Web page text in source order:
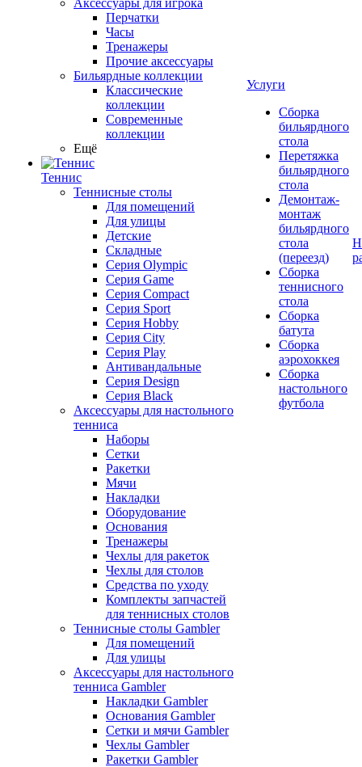
Аксессуары для игрока
Перчатки
Часы
Тренажеры
Прочие аксессуары
Бильярдные коллекции
Классические
коллекции
Современные
коллекции
Ещё
Теннис
Теннисные столы
Для помещений
Для улицы
Детские
Складные
Серия Olympic
Серия Game
Серия Compact
Серия Sport
Серия Hobby
Серия City
Серия Play
Антивандальные
Серия Design
Серия Black
Аксессуары для настольного
тенниса
Наборы
Сетки
Ракетки
Мячи
Накладки
Оборудование
Основания
Тренажеры
Чехлы для ракеток
Чехлы для столов
Средства по уходу
Комплекты запчастей
для теннисных столов
Теннисные столы Gambler
Для помещений
Для улицы
Аксессуары для настольного
тенниса Gambler
Накладки Gambler
Основания Gambler
Сетки и мячи Gambler
Чехлы Gambler
Ракетки Gambler
Услуги
Сборка
бильярдного
стола
Перетяжка
бильярдного
стола
Демонтаж-
монтаж
бильярдного
стола
(переезд)
Сборка
теннисного
стола
Сборка
батута
Сборка
аэрохоккея
Сборка
настольного
футбола